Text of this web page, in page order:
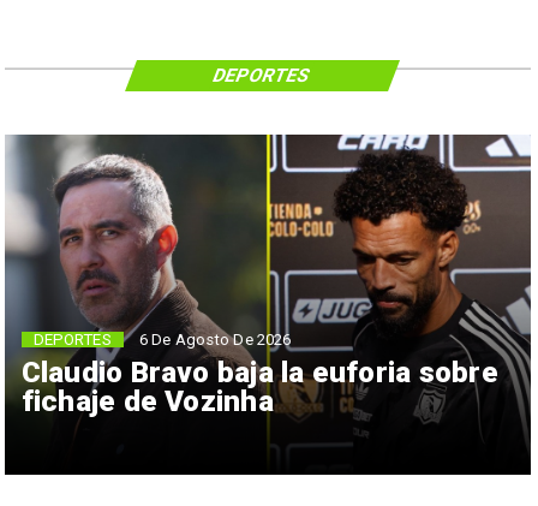
Claudio Bravo baja la euforia sobre
fichaje de Vozinha
DEPORTES 6 De Agosto De 2026
DEPORTES